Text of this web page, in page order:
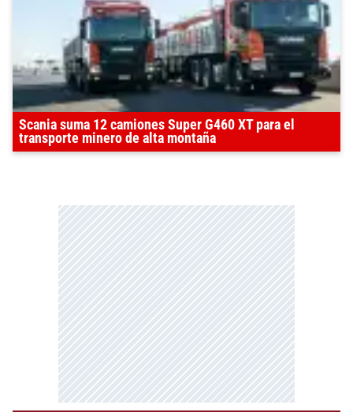
Scania suma 12 camiones Super G460 XT para el
transporte minero de alta montaña